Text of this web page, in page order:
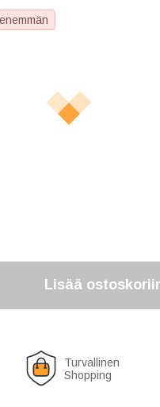
Lisää
Turvallinen
Shopping